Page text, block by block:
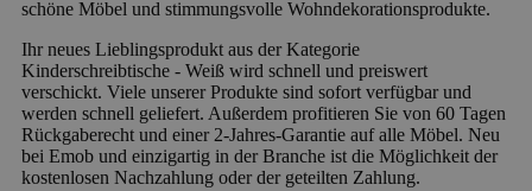
schöne Möbel und stimmungsvolle Wohndekorationsprodukte.
Ihr neues Lieblingsprodukt aus der Kategorie
Kinderschreibtische - Weiß wird schnell und preiswert
verschickt. Viele unserer Produkte sind sofort verfügbar und
werden schnell geliefert. Außerdem profitieren Sie von 60 Tagen
Rückgaberecht und einer 2-Jahres-Garantie auf alle Möbel. Neu
bei Emob und einzigartig in der Branche ist die Möglichkeit der
kostenlosen Nachzahlung oder der geteilten Zahlung.